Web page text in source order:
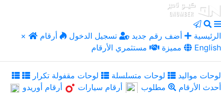
× الرئيسية أضف رقم جديد تسجيل الدخول
أرقام
مميزة
مستثمري الأرقام English
لوحات مواليد لوحات متسلسلة
لوحات مقفولة تكرار
أحدث الأرقام
مطلوب أرقام سيارات
أرقام أوريدو